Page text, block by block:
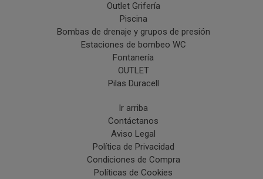
Outlet Grifería
Piscina
Bombas de drenaje y grupos de presión
Estaciones de bombeo WC
Fontanería
OUTLET
Pilas Duracell
Ir arriba
Contáctanos
Aviso Legal
Política de Privacidad
Condiciones de Compra
Políticas de Cookies